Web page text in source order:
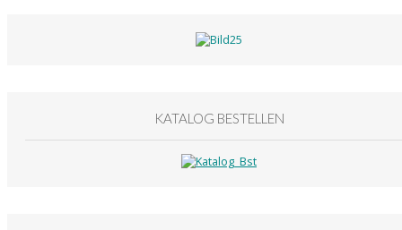
KATALOG BESTELLEN